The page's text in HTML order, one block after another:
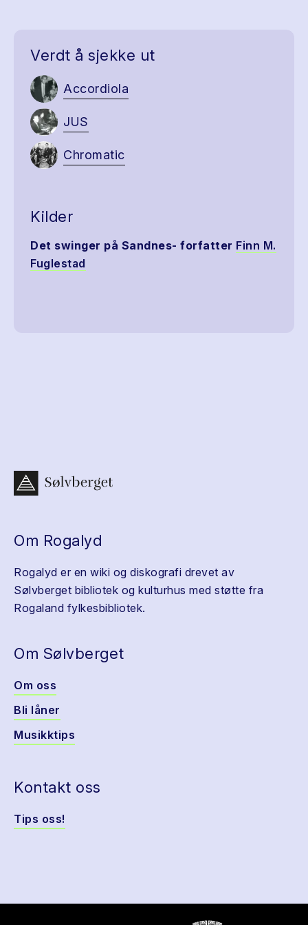
Verdt å sjekke ut
Accordiola
JUS
Chromatic
Kilder
Det swinger på Sandnes- forfatter Finn M.
Fuglestad
Om Rogalyd
Rogalyd er en wiki og diskografi drevet av
Sølvberget bibliotek og kulturhus med støtte fra
Rogaland fylkesbibliotek.
Om Sølvberget
Om oss
Bli låner
Musikktips
Kontakt oss
Tips oss!